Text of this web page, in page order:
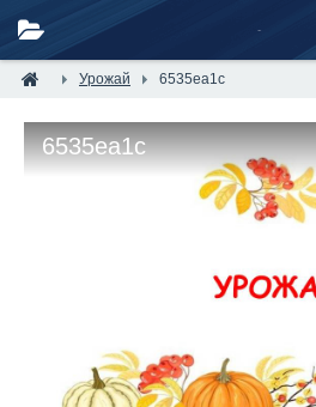
Урожай 6535ea1c
6535ea1c